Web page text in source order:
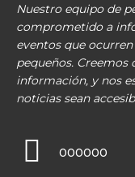
Nuestro equipo de
comprometido a
eventos que
pequeños. Creemos
información, y nos
noticias sean
000000